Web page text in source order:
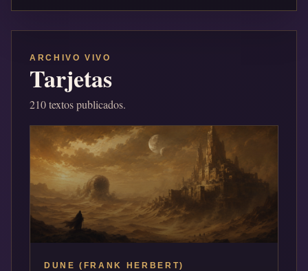
ARCHIVO VIVO
Tarjetas
210 textos publicados.
DUNE (FRANK HERBERT)